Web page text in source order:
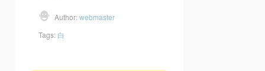
Author:webmaster
Tags: 白